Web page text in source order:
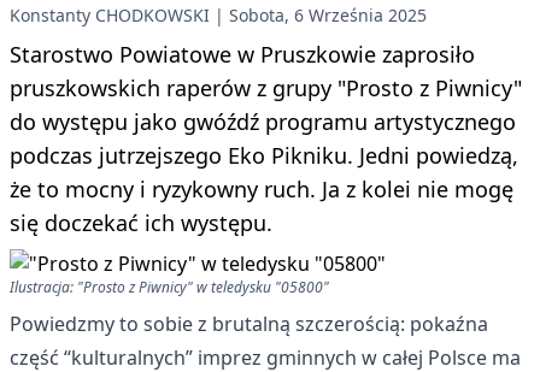
Konstanty CHODKOWSKI Sobota, 6 Września 2025
Starostwo Powiatowe w Pruszkowie zaprosiło
pruszkowskich raperów z grupy "Prosto z Piwnicy"
do występu jako gwóźdź programu artystycznego
podczas jutrzejszego Eko Pikniku. Jedni powiedzą,
że to mocny i ryzykowny ruch. Ja z kolei nie mogę
się doczekać ich występu.
Ilustracja: "Prosto z Piwnicy" w teledysku "05800"
Powiedzmy to sobie z brutalną szczerością: pokaźna
część “kulturalnych” imprez gminnych w całej Polsce ma